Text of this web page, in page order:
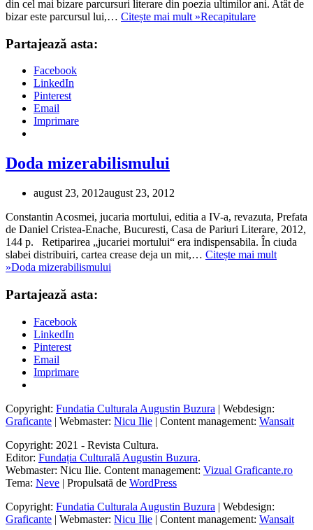
din cel mai bizare parcursuri literare din poezia ultimilor ani. Atât de
bizar este parcursul lui,… Citește mai mult »Recapitulare
Partajează asta:
Facebook
LinkedIn
Pinterest
Email
Imprimare
Doda mizerabilismului
august 23, 2012august 23, 2012
Constantin Acosmei, jucaria mortului, editia a IV-a, revazuta, Prefata
de Daniel Cristea-Enache, Bucuresti, Casa de Pariuri Literare, 2012,
144 p. Retiparirea „jucariei mortului“ era indispensabila. În ciuda
slabei distribuiri, cartea crease deja un mit,… Citește mai mult
»Doda mizerabilismului
Partajează asta:
Facebook
LinkedIn
Pinterest
Email
Imprimare
Copyright: Fundatia Culturala Augustin Buzura | Webdesign:
Graficante | Webmaster: Nicu Ilie | Content management: Wansait
Copyright: 2021 - Revista Cultura.
Editor: Fundația Culturală Augustin Buzura.
Webmaster: Nicu Ilie. Content management: Vizual Graficante.ro
Tema: Neve | Propulsată de WordPress
Copyright: Fundatia Culturala Augustin Buzura | Webdesign:
Graficante | Webmaster: Nicu Ilie | Content management: Wansait